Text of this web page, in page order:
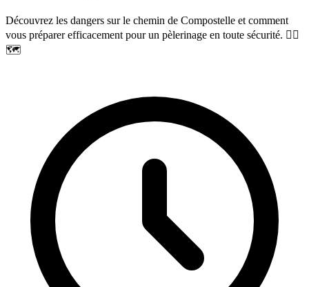
Découvrez les dangers sur le chemin de Compostelle et comment
vous préparer efficacement pour un pèlerinage en toute sécurité. 🚶‍♀️
🗺️